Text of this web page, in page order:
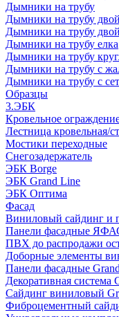
Дымники на трубу
Дымники на трубу
Дымники на трубу
Дымники на трубу елка
Дымники на трубу
Дымники на трубу с
Дымники на трубу с
Образцы
3.ЭБК
Кровельное
Лестница кровельная/
Мостики переходные
Снегозадержатель
ЭБК Borge
ЭБК Grand Line
ЭБК Оптима
Фасад
Виниловый сайдинг и
Панели фасадные
ПВХ до распродажи
Доборные элементы
Панели фасадные
Декоративная система
Сайдинг виниловый
Фиброцементный